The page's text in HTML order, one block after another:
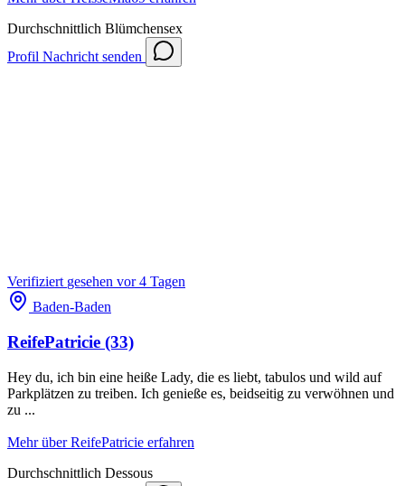
Durchschnittlich Blümchensex
Profil Nachricht senden
Verifiziert gesehen vor 4 Tagen
Baden-Baden
ReifePatricie (33)
Hey du, ich bin eine heiße Lady, die es liebt, tabulos und wild auf
Parkplätzen zu treiben. Ich genieße es, beidseitig zu verwöhnen und
zu ...
Mehr über ReifePatricie erfahren
Durchschnittlich Dessous